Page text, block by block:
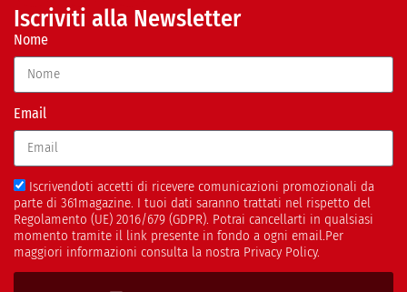
Iscriviti alla Newsletter
Nome
Email
Iscrivendoti accetti di ricevere comunicazioni promozionali da
parte di 361magazine. I tuoi dati saranno trattati nel rispetto del
Regolamento (UE) 2016/679 (GDPR). Potrai cancellarti in qualsiasi
momento tramite il link presente in fondo a ogni email.Per
maggiori informazioni consulta la nostra Privacy Policy.